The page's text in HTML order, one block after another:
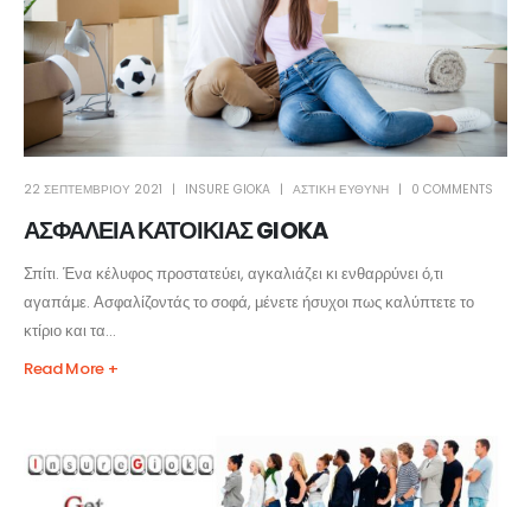
ΑΣΦΑΛΕΙΑ ΚΑΤΟΙΚΙΑΣ GIOKA
22 ΣΕΠΤΕΜΒΡΊΟΥ 2021 INSURE GIOKA ΑΣΤΙΚΗ ΕΥΘΥΝΗ 0 COMMENTS
Σπίτι. Ένα κέλυφος προστατεύει, αγκαλιάζει κι ενθαρρύνει ό,τι
αγαπάμε. Ασφαλίζοντάς το σοφά, μένετε ήσυχοι πως καλύπτετε το
κτίριο και τα...
Read More +